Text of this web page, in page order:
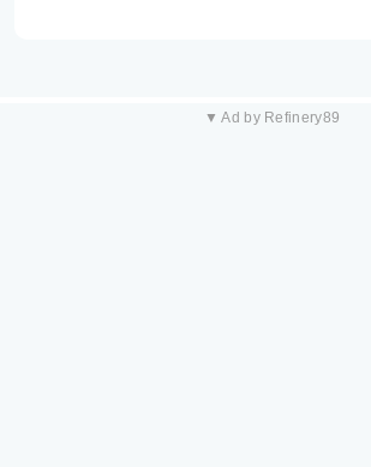
▼ Ad by Refinery89